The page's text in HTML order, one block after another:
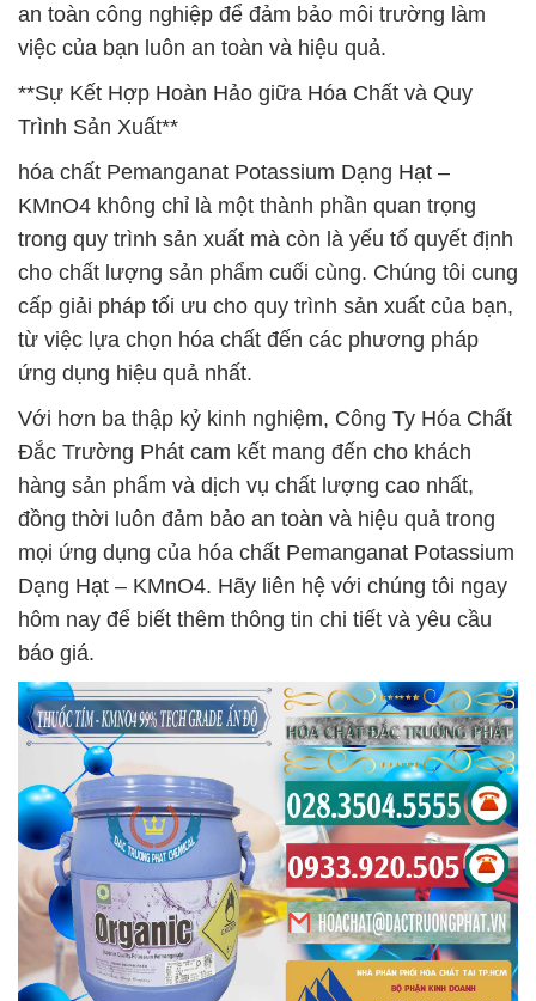
an toàn công nghiệp để đảm bảo môi trường làm
việc của bạn luôn an toàn và hiệu quả.
**Sự Kết Hợp Hoàn Hảo giữa Hóa Chất và Quy
Trình Sản Xuất**
hóa chất Pemanganat Potassium Dạng Hạt –
KMnO4 không chỉ là một thành phần quan trọng
trong quy trình sản xuất mà còn là yếu tố quyết định
cho chất lượng sản phẩm cuối cùng. Chúng tôi cung
cấp giải pháp tối ưu cho quy trình sản xuất của bạn,
từ việc lựa chọn hóa chất đến các phương pháp
ứng dụng hiệu quả nhất.
Với hơn ba thập kỷ kinh nghiệm, Công Ty Hóa Chất
Đắc Trường Phát cam kết mang đến cho khách
hàng sản phẩm và dịch vụ chất lượng cao nhất,
đồng thời luôn đảm bảo an toàn và hiệu quả trong
mọi ứng dụng của hóa chất Pemanganat Potassium
Dạng Hạt – KMnO4. Hãy liên hệ với chúng tôi ngay
hôm nay để biết thêm thông tin chi tiết và yêu cầu
báo giá.